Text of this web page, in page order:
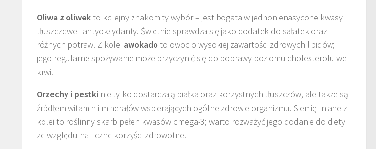
Oliwa z oliwekto kolejny znakomity wybór – jest bogata w jednonienasycone kwasy
tłuszczowe i antyoksydanty. Świetnie sprawdza się jako dodatek do sałatek oraz
różnych potraw. Z kolei awokado to owoc o wysokiej zawartości zdrowych lipidów;
jego regularne spożywanie może przyczynić się do poprawy poziomu cholesterolu we
krwi.
Orzechy i pestki nie tylko dostarczają białka oraz korzystnych tłuszczów, ale także są
źródłem witamin i minerałów wspierających ogólne zdrowie organizmu. Siemię lniane z
kolei to roślinny skarb pełen kwasów omega-3; warto rozważyć jego dodanie do diety
ze względu na liczne korzyści zdrowotne.